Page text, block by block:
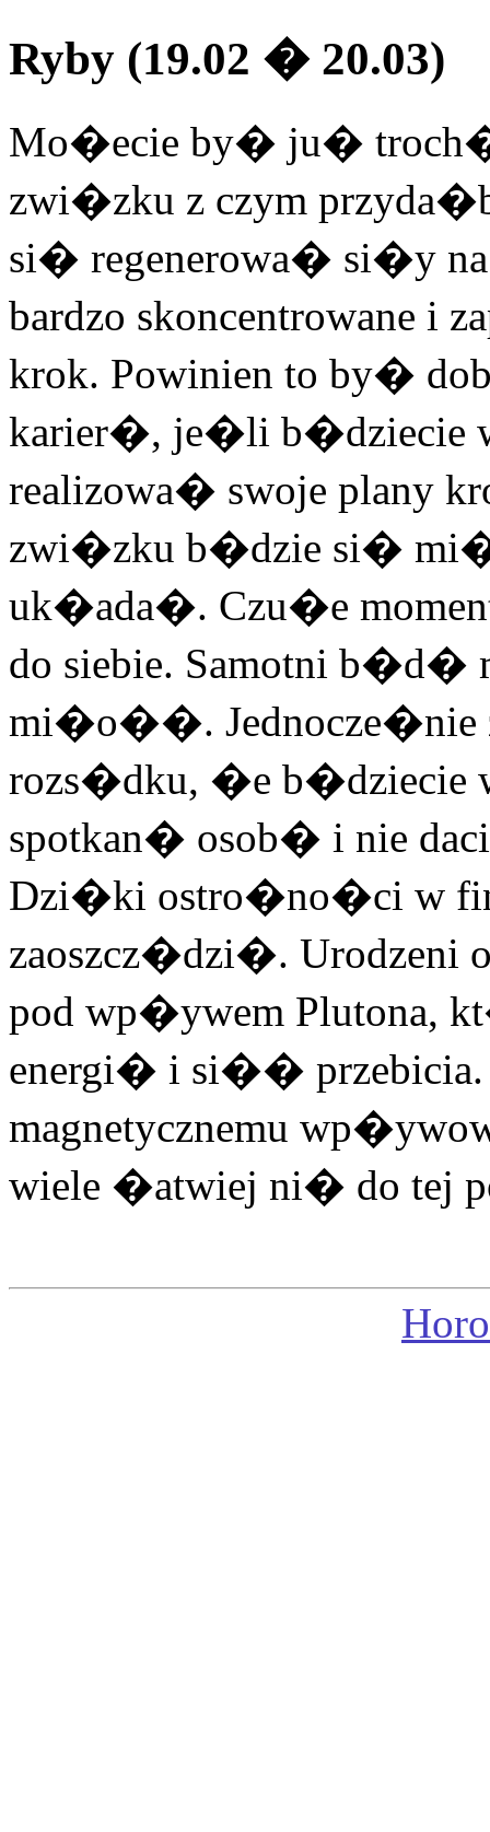
Ryby (19.02 � 20.03)
Mo�ecie by� ju�
zwi�zku z czym
si� regenerowa� si�y
bardzo skoncentrowane i
krok. Powinien to by�
karier�, je�li b�dziecie
realizowa� swoje plany
zwi�zku b�dzie si�
uk�ada�. Czu�e
do siebie. Samotni b�d�
mi�o��. Jednocze�nie
rozs�dku, �e b�dziecie
spotkan� osob� i nie
Dzi�ki ostro�no�ci w
zaoszcz�dzi�. Urodzeni
pod wp�ywem Plutona,
energi� i si�� przebicia.
magnetycznemu
wiele �atwiej ni� do tej